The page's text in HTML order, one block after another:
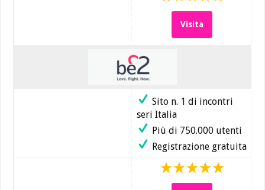
Visita
Sito n. 1 di incontri
seri Italia
Più di 750.000 utenti
Registrazione gratuita